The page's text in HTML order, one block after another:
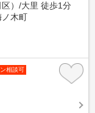
）/大里 徒歩1分
木町
相談可